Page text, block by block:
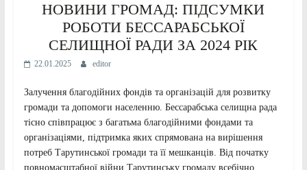
НОВИНИ ГРОМАД: ПІДСУМКИ
РОБОТИ БЕССАРАБСЬКОЇ
СЕЛИЩНОЇ РАДИ ЗА 2024 РІК
22.01.2025 editor
Залучення благодійних фондів та організацій для розвитку
громади та допомоги населенню. Бессарабська селищна рада
тісно співпрацює з багатьма благодійними фондами та
організаціями, підтримка яких спрямована на вирішення
потреб Тарутинської громади та її мешканців. Від початку
повномасштабної війни Тарутинську громаду всебічно